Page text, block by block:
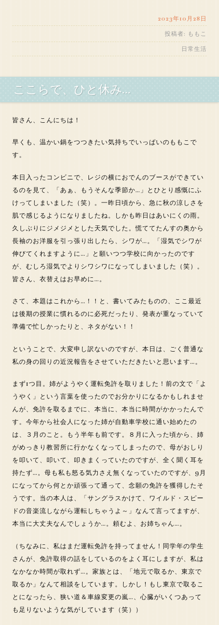
2023年10月28日
投稿者: ももこ
日常生活
ここらで、ひと休み…
皆さん、こんにちは！
早くも、温かい鍋をつつきたい気持ちでいっぱいのももこで
す。
本日入ったコンビニで、レジの横におでんのブースができてい
るのを見て、「あぁ、もうそんな季節か…」とひとり感慨にふ
けってしまいました（笑）。一昨日頃から、急に秋の涼しさを
肌で感じるようになりましたね。しかも昨日はあいにくの雨。
久しぶりにジメジメとした天気でした。慌ててたんすの奥から
長袖のお洋服を引っ張り出したら、シワが…。「湿気でシワが
伸びてくれますように…」と願いつつ学校に向かったのです
が、むしろ湿気でよりシワシワになってしまいました（笑）。
皆さん、衣替えはお早めに…。
さて、本題はこれから…！！と、書いてみたものの、ここ最近
は後期の授業に慣れるのに必死だったり、発表が重なっていて
準備で忙しかったりと、ネタがない！！
ということで、大変申し訳ないのですが、本日は、ごく普通な
私の身の回りの近況報告をさせていただきたいと思います…。
まず1つ目。姉がようやく運転免許を取りました！前の文で「よ
うやく」という言葉を使ったのでお分かりになるかもしれませ
んが、免許を取るまでに、本当に、本当に時間がかかったんで
す。今年から社会人になった姉が自動車学校に通い始めたの
は、３月のこと。もう半年も前です。８月に入った頃から、姉
がめっきり教習所に行かなくなってしまったので、母がおしり
を叩いて、叩いて、叩きまくっていたのですが、全く聞く耳を
持たず…。母も私も怒る気力さえ無くなっていたのですが、9月
になってから何とか頑張って通って、念願の免許を獲得したそ
うです。当の本人は、「サングラスかけて、ワイルド・スピー
ドの音楽流しながら運転しちゃうよ～」なんて言ってますが、
本当に大丈夫なんでしょうか…。頼むよ、お姉ちゃん…。
（ちなみに、私はまだ運転免許を持ってません！同学年の学生
さんが、免許取得の話をしているのをよく耳にしますが、私は
なかなか時間が取れず…。家族とは、「地元で取るか、東京で
取るか」なんて相談をしています。しかし！もし東京で取るこ
とになったら、狭い道＆車線変更の嵐…、心臓がいくつあって
も足りないような気がしています（笑））